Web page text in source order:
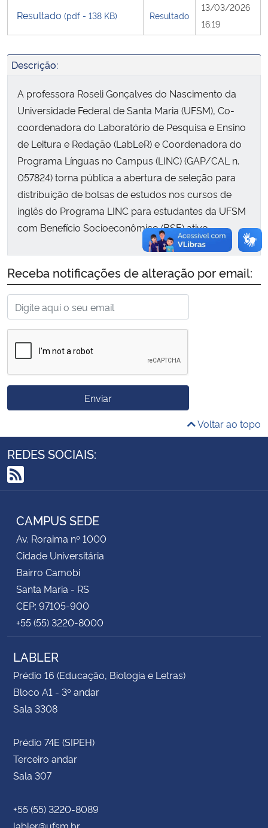
Ministério da Mulher, da Família e dos Direitos Humanos
Gabinete de Segurança Institucional
Advocacia-Geral da União
Banco Central do Brasil
Planalto
Resultado (pdf - 138 KB) Resultado
13/03/2026
16:19
Descrição:
A professora Roseli Gonçalves do Nascimento da
Universidade Federal de Santa Maria (UFSM), Co-
coordenadora do Laboratório de Pesquisa e Ensino
de Leitura e Redação (LabLeR) e Coordenadora do
Programa Línguas no Campus (LINC) (GAP/CAL n.
057824) torna pública a abertura de seleção para
distribuição de bolsas de estudos nos cursos de
inglês do Programa LINC para estudantes da UFSM
com Benefício Socioeconômico (BSE) ativo.
Receba notificações de alteração por email:
Enviar
Voltar ao topo
REDES SOCIAIS:
RSS
CAMPUS SEDE
Av. Roraima nº 1000
Cidade Universitária
Bairro Camobi
Santa Maria - RS
CEP: 97105-900
+55 (55) 3220-8000
LABLER
Prédio 16 (Educação, Biologia e Letras)
Bloco A1 - 3º andar
Sala 3308
Prédio 74E (SIPEH)
Terceiro andar
Sala 307
+55 (55) 3220-8089